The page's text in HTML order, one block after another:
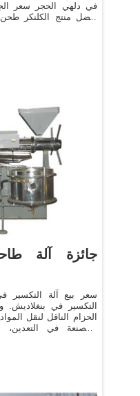
في دلهي الحجر سعر
أفضل منتج الكلنكر
جائزة آلة
سعر بيع آلة التكسير
التكسير في
المصنعة في التعدين،